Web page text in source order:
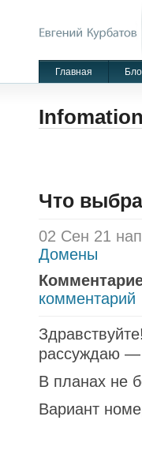
Главная
Infomation
Что
02 Сен 21
Домены
комментарий
рассуждаю —
В планах не
Вариант